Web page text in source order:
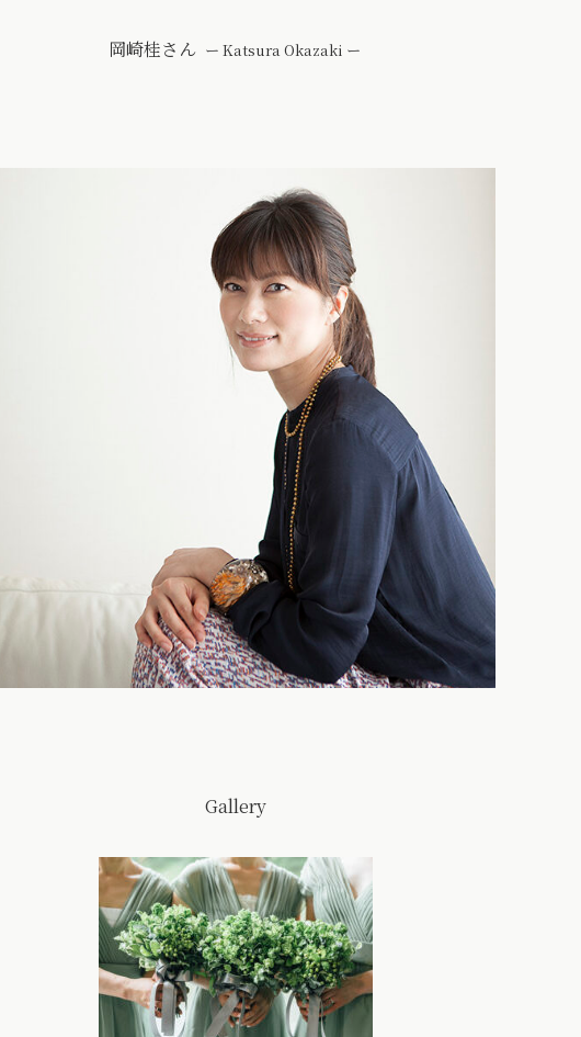
岡崎桂さん ー Katsura Okazaki ー
Gallery